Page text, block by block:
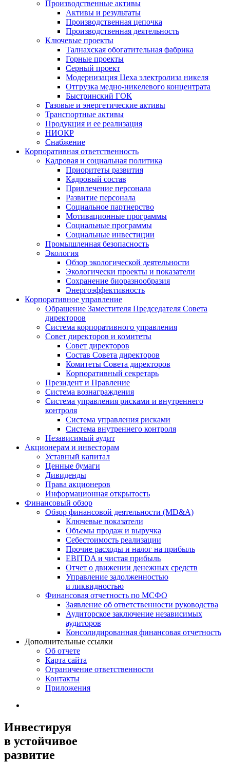
Производственные активы
Активы и результаты
Производственная цепочка
Производственная деятельность
Ключевые проекты
Талнахская обогатительная фабрика
Горные проекты
Серный проект
Модернизация Цеха электролиза никеля
Отгрузка медно-никелевого концентрата
Быстринский ГОК
Газовые и энергетические активы
Транспортные активы
Продукция и ее реализация
НИОКР
Снабжение
Корпоративная ответственность
Кадровая и социальная политика
Приоритеты развития
Кадровый состав
Привлечение персонала
Развитие персонала
Социальное партнерство
Мотивационные программы
Социальные программы
Социальные инвестиции
Промышленная безопасность
Экология
Обзор экологической деятельности
Экологически проекты и показатели
Сохранение биоразнообразия
Энергоэффективность
Корпоративное управление
Обращение Заместителя Председателя Совета
директоров
Система корпоративного управления
Совет директоров и комитеты
Совет директоров
Состав Совета директоров
Комитеты Совета директоров
Корпоративный секретарь
Президент и Правление
Система вознаграждения
Система управления рисками и внутреннего
контроля
Система управления рисками
Система внутреннего контроля
Независимый аудит
Акционерам и инвесторам
Уставный капитал
Ценные бумаги
Дивиденды
Права акционеров
Информационная открытость
Финансовый обзор
Обзор финансовой деятельности (MD&A)
Ключевые показатели
Объемы продаж и выручка
Себестоимость реализации
Прочие расходы и налог на прибыль
EBITDA и чистая прибыль
Отчет о движении денежных средств
Управление задолженностью
и ликвидностью
Финансовая отчетность по МСФО
Заявление об ответственности руководства
Аудиторское заключение независимых
аудиторов
Консолидированная финансовая отчетность
Дополнительные ссылки
Об отчете
Карта сайта
Ограничение ответственности
Контакты
Приложения
Инвестируя
в устойчивое
развитие